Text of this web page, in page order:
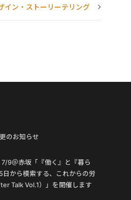
イン・ストーリーテリング
のお知らせ
7/9＠赤坂「『働く』と『暮ら
から模索する、これからの労
Talk Vol.1）」を開催します